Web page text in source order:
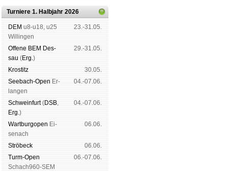
Turniere 1. Halbjahr 2026
DEM u8-u18, u25
Wil­lin­gen
23.-31.05.
Offene BEM Des­
sau (Erg.)
29.-31.05.
Kros­titz
30.05.
See­bach-Open Er­
lan­gen
04.-07.06.
Schwein­furt(DSB,
Erg.)
04.-07.06.
Wart­burg­open Ei­
se­nach
06.06.
Strö­beck
06.06.
Turm-Open
Schach960-SEM
06.-07.06.